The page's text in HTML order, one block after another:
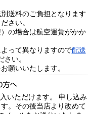
送料のご負担となります
さい。
の場合は航空運賃がかか
って異なりますので配送
さい。
願いいたします。
いただけます。 申し込み
。その後当店より改めて